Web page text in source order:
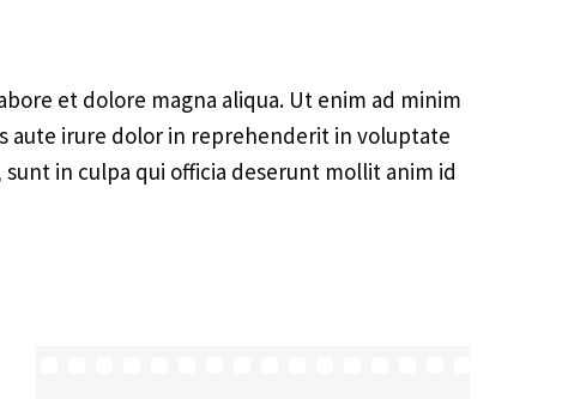
et dolore magna aliqua. Ut enim ad minim
aute irure dolor in reprehenderit in voluptate
in culpa qui officia deserunt mollit anim id